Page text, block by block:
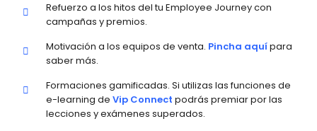
Refuerzo a los hitos del tu Employee Journey con
campañas y premios.
Motivación a los equipos de venta. Pincha aquípara
saber más.
Formaciones gamificadas. Si utilizas las funciones de
e-learning de Vip Connect podrás premiar por las
lecciones y exámenes superados.